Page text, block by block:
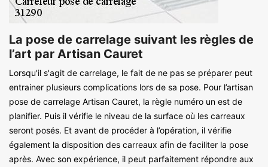
La pose de carrelage suivant les règles de
l’art par Artisan Cauret
Lorsqu'il s'agit de carrelage, le fait de ne pas se préparer peut
entrainer plusieurs complications lors de sa pose. Pour l’artisan
pose de carrelage Artisan Cauret, la règle numéro un est de
planifier. Puis il vérifie le niveau de la surface où les carreaux
seront posés. Et avant de procéder à l’opération, il vérifie
également la disposition des carreaux afin de faciliter la pose
après. Avec son expérience, il peut parfaitement répondre aux